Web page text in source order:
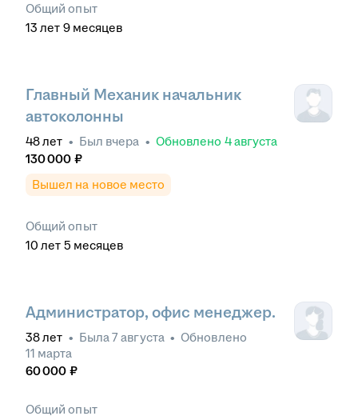
Общий опыт
13 лет 9 месяцев
Главный Механик начальник
автоколонны
48лет • Был вчера • Обновлено 4 августа
130 000 ₽
Вышел на новое место
Общий опыт
10 лет 5 месяцев
Администратор, офис менеджер.
38лет • Была7 августа • Обновлено
11 марта
60 000 ₽
Общий опыт